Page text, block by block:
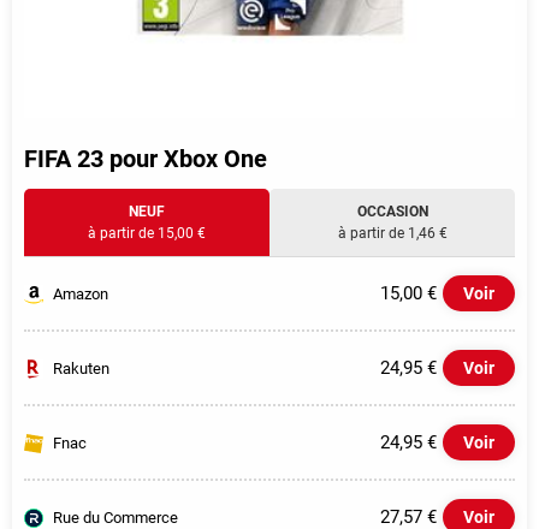
FIFA 23 pour Xbox One
NEUF
à partir de 15,00 €
OCCASION
à partir de 1,46 €
Amazon 15,00 € Voir
Rakuten 24,95 € Voir
Fnac 24,95 € Voir
Rue du Commerce 27,57 € Voir